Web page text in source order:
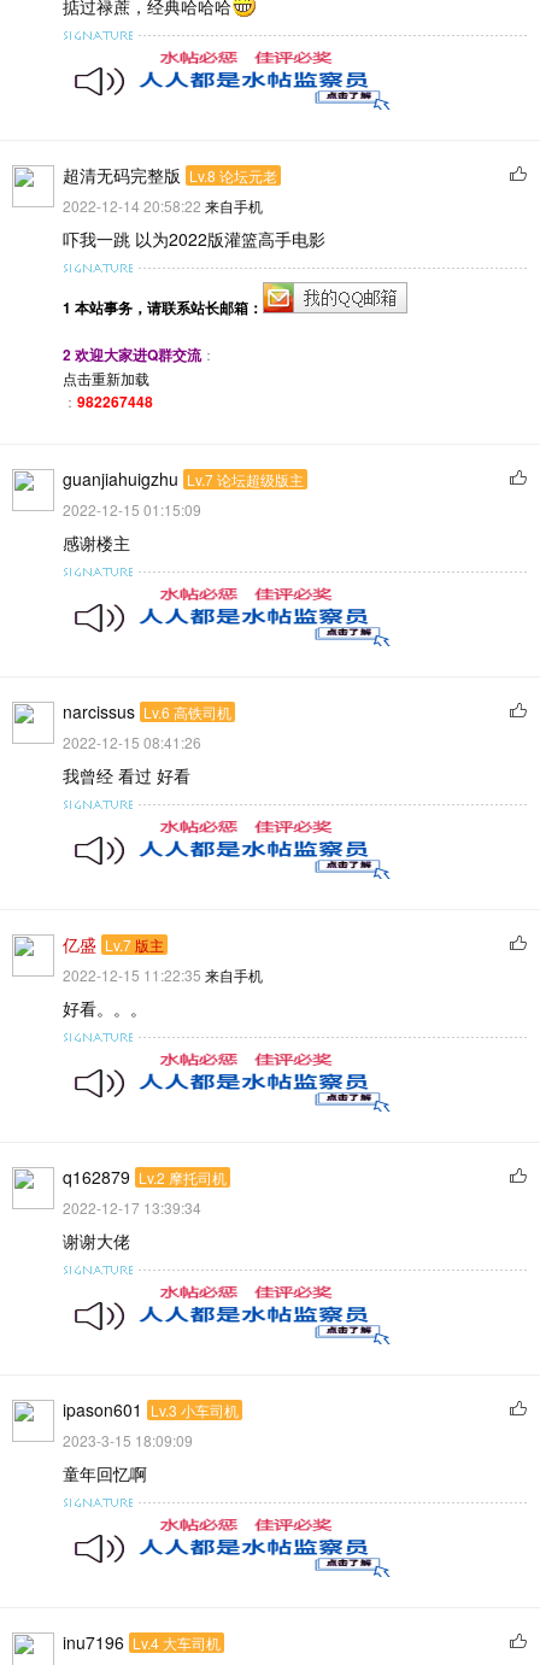
掂过禄蔗，经典哈哈哈
超清无码完整版 Lv.8 论坛元老
2022-12-14 20:58:22 来自手机
吓我一跳 以为2022版灌篮高手电影
1 本站事务，请联系站长邮箱 ：
2 欢迎大家进Q群交流：
点击重新加载
： 982267448
guanjiahuigzhu Lv.7 论坛超级版主
2022-12-15 01:15:09
感谢楼主
narcissus Lv.6 高铁司机
2022-12-15 08:41:26
我曾经 看过 好看
亿盛 Lv.7 版主
2022-12-15 11:22:35 来自手机
好看。。。
q162879 Lv.2 摩托司机
2022-12-17 13:39:34
谢谢大佬
ipason601
Lv.3 小车司机
2023-3-15 18:09:09
童年回忆啊
inu7196 Lv.4 大车司机